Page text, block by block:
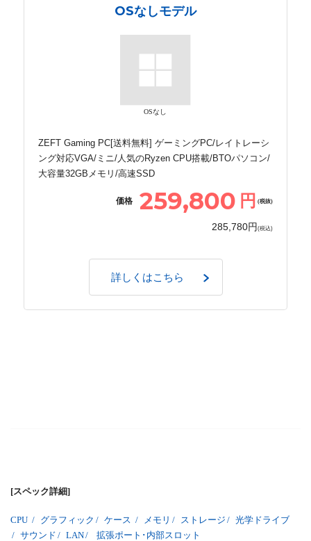
OSなしモデル
OSなし
ZEFT Gaming PC[送料無料] ゲーミングPC/レイトレーシ
ング対応VGA/ミニ/人気のRyzen CPU搭載/BTOパソコン/
大容量32GBメモリ/高速SSD
価格 259,800 円 (税抜)
285,780円 (税込)
詳しくはこちら
[スペック詳細]
CPU / グラフィック / ケース / メモリ / ストレージ / 光学ドライブ
/ サウンド / LAN/ 拡張ポート･内部スロット